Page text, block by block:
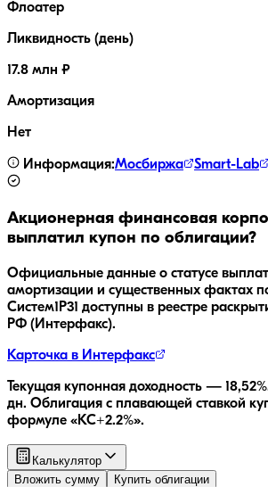
Флоатер
Ликвидность (день)
17.8 млн ₽
Амортизация
Нет
Информация:Мосбиржа Smart-Lab
Акционерная финансовая
выплатил купон по облигации?
Официальные данные о статусе
амортизации и существенных фактах
Систем1P31 доступны в реестре
РФ (Интерфакс).
Карточка в Интерфакс
Текущая купонная доходность — 18,52
дн. Облигация с плавающей ставкой
формуле «КС+2.2%».
Калькулятор
Вложить сумму
Купить облигации